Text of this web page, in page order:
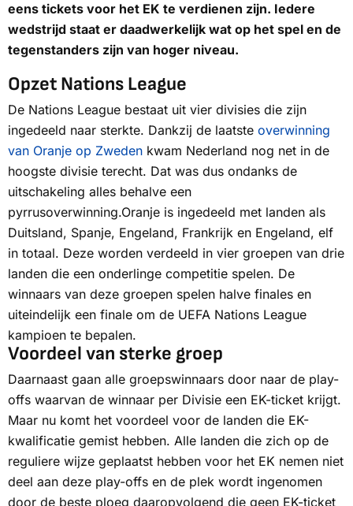
eens tickets voor het EK te verdienen zijn. Iedere
wedstrijd staat er daadwerkelijk wat op het spel en de
tegenstanders zijn van hoger niveau.
Opzet Nations League
De Nations League bestaat uit vier divisies die zijn
ingedeeld naar sterkte. Dankzij de laatste overwinning
van Oranje op Zweden kwam Nederland nog net in de
hoogste divisie terecht. Dat was dus ondanks de
uitschakeling alles behalve een
pyrrusoverwinning.Oranje is ingedeeld met landen als
Duitsland, Spanje, Engeland, Frankrijk en Engeland, elf
in totaal. Deze worden verdeeld in vier groepen van drie
landen die een onderlinge competitie spelen. De
winnaars van deze groepen spelen halve finales en
uiteindelijk een finale om de UEFA Nations League
kampioen te bepalen.
Voordeel van sterke groep
Daarnaast gaan alle groepswinnaars door naar de play-
offs waarvan de winnaar per Divisie een EK-ticket krijgt.
Maar nu komt het voordeel voor de landen die EK-
kwalificatie gemist hebben. Alle landen die zich op de
reguliere wijze geplaatst hebben voor het EK nemen niet
deel aan deze play-offs en de plek wordt ingenomen
door de beste ploeg daaropvolgend die geen EK-ticket